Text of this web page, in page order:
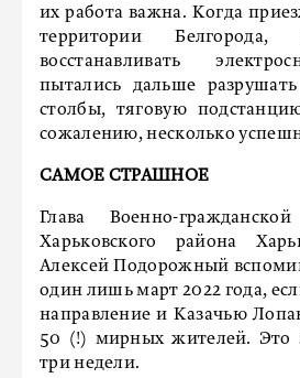
их работа важна. Когда
территории
восстанавливать
пытались дальше разрушать
столбы, тяговую
сожалению, несколько
САМОЕ СТРАШНОЕ
Глава Военно-
Харьковского района
Алексей Подорожный
один лишь март 2022 года,
направление и Казачью
50 (!) мирных жителей. Это
три недели.